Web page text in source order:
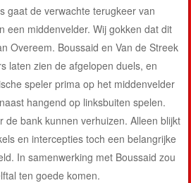
gaat de verwachte terugkeer van
een middenvelder. Wij gokken dat dit
Overeem. Boussaid en Van de Streek
laten zien de afgelopen duels, en
speler prima op het middenvelder
hangend op linksbuiten spelen.
de bank kunnen verhuizen. Alleen blijkt
en intercepties toch een belangrijke
In samenwerking met Boussaid zou
ten goede komen.